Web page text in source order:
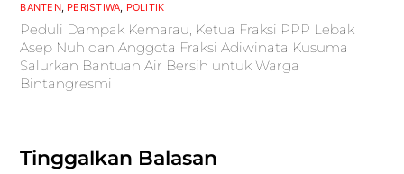
BANTEN, PERISTIWA, POLITIK
Peduli Dampak Kemarau, Ketua Fraksi PPP Lebak
Asep Nuh dan Anggota Fraksi Adiwinata Kusuma
Salurkan Bantuan Air Bersih untuk Warga
Bintangresmi
Tinggalkan Balasan